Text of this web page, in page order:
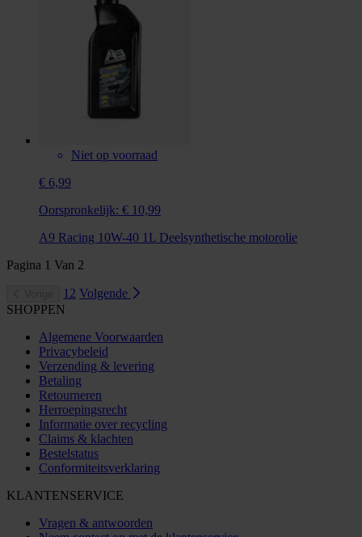
Niet op voorraad
€ 6,99
Oorspronkelijk: € 10,99
A9 Racing 10W-40 1L Deelsynthetische motorolie
Pagina 1 Van 2
12 Volgende
SHOPPEN
Algemene Voorwaarden
Privacybeleid
Verzending & levering
Betaling
Retourneren
Herroepingsrecht
Informatie over recycling
Claims & klachten
Bestelstatus
Conformiteitsverklaring
KLANTENSERVICE
Vragen & antwoorden